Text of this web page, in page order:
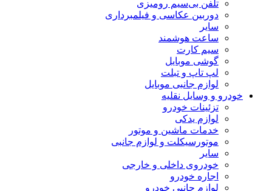
تلفن بی‌سیم رومیزی
دوربین عکاسی و فیلمبرداری
سایر
ساعت هوشمند
سیم کارت
گوشی موبایل
لپ تاپ و تبلت
لوازم جانبی موبایل
خودرو و وسایل نقلیه
تزئینات خودرو
لوازم یدکی
خدمات ماشین و موتور
موتورسیکلت و لوازم جانبی
سایر
خودروی داخلی و خارجی
اجاره خودرو
لوازم جانبی خودرو